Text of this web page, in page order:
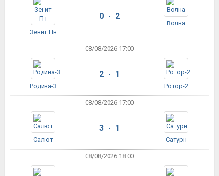
Зенит Пн
0 - 2
Волна
08/08/2026 17:00
Родина-3
2 - 1
Ротор-2
08/08/2026 17:00
Салют
3 - 1
Сатурн
08/08/2026 18:00